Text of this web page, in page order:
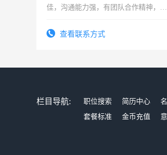
佳，沟通能力强，有团队合作精神，有
查看联系方式
栏目导航: 职位搜索 简历中心
套餐标准
金币充值